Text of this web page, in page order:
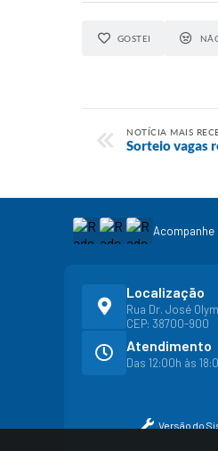
GOSTEI
NOTÍCIA MAIS
Sorteio vagas
Acompanhe
Localização
Rua Dr. José
CEP: 38700-900
Atendimento
Das 12:00h às
Versão do